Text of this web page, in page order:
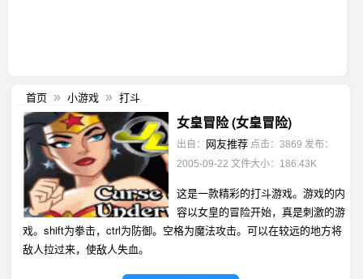
首页 » 小游戏 » 打斗
女皇冒险 (女皇冒险)
出自： 网友推荐 点击：3869 发布：
2005-09-22 文件大小：186.43K
这是一款精彩的打斗游戏。游戏的内
容以女皇的冒险开始，真是刺激的游
戏。shift为拳击，ctrl为防御。空格为魔法攻击。可以在较远的地方将
敌人拉过来，使敌人失血。